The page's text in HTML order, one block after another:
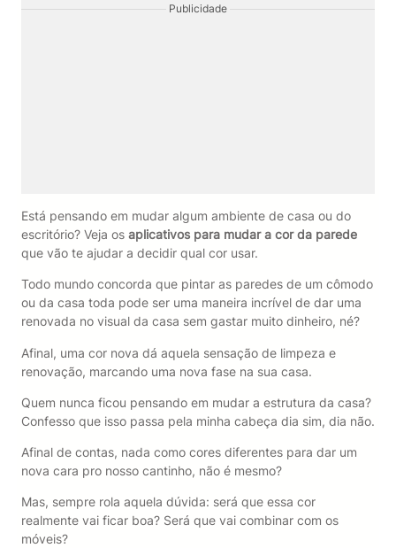
Publicidade
Está pensando em mudar algum ambiente de casa ou do
escritório? Veja os aplicativos para mudar a cor da parede
que vão te ajudar a decidir qual cor usar.
Todo mundo concorda que pintar as paredes de um cômodo
ou da casa toda pode ser uma maneira incrível de dar uma
renovada no visual da casa sem gastar muito dinheiro, né?
Afinal, uma cor nova dá aquela sensação de limpeza e
renovação, marcando uma nova fase na sua casa.
Quem nunca ficou pensando em mudar a estrutura da casa?
Confesso que isso passa pela minha cabeça dia sim, dia não.
Afinal de contas, nada como cores diferentes para dar um
nova cara pro nosso cantinho, não é mesmo?
Mas, sempre rola aquela dúvida: será que essa cor
realmente vai ficar boa? Será que vai combinar com os
móveis?